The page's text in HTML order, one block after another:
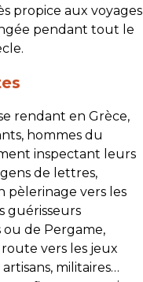
propice aux voyages
pendant tout le
rendant en Grèce,
hommes du
inspectant leurs
de lettres,
pèlerinage vers les
guérisseurs
ou de Pergame,
vers les jeux
artisans, militaires…